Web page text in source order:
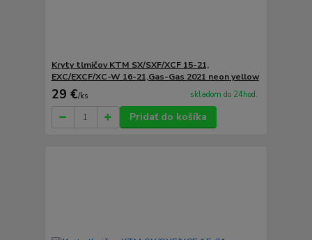
Kryty tlmičov KTM SX/SXF/XCF 15-21,
EXC/EXCF/XC-W 16-21,Gas-Gas 2021 neon yellow
29 €/ks skladom do 24hod.
Pridať do košíka